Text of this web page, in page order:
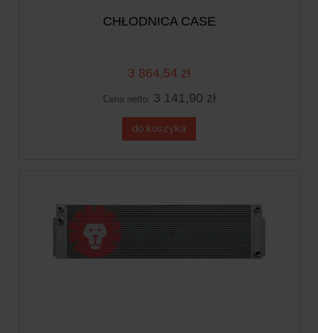
CHŁODNICA CASE
3 864,54 zł
Cena netto: 3 141,90 zł
do koszyka